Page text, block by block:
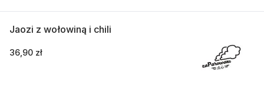
Jaozi z wołowiną i chili
36,90 zł